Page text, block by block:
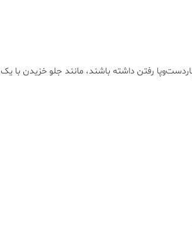
رفتن داشته باشند، مانند جلو خزیدن با یک